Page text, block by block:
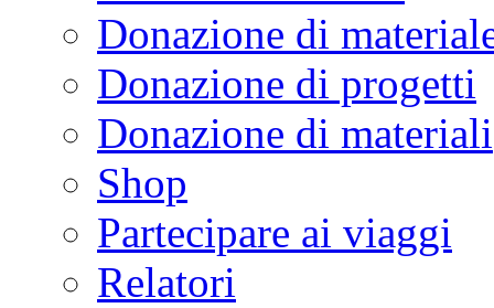
Donazione di
Donazione di progetti
Donazione di materiali
Shop
Partecipare ai viaggi
Relatori